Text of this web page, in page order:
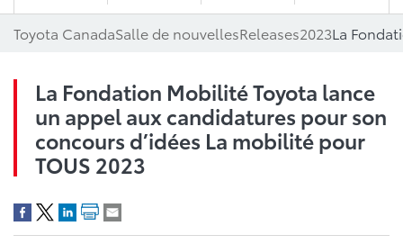
Toyota CanadaSalle de nouvellesReleases2023
La Fondation Mobilité Toyota lance
un appel aux candidatures pour son
concours d’idées La mobilité pour
TOUS 2023